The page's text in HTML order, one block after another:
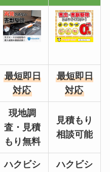
最短即日
対応
最短即日
対応
現地調
査・見積
もり無料
見積もり
相談可能
ハクビシ ハクビシ